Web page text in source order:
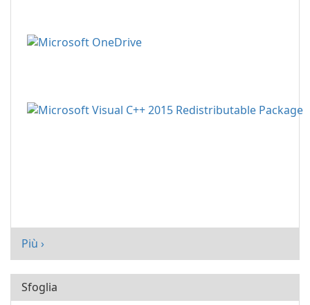
Più ›
Sfoglia